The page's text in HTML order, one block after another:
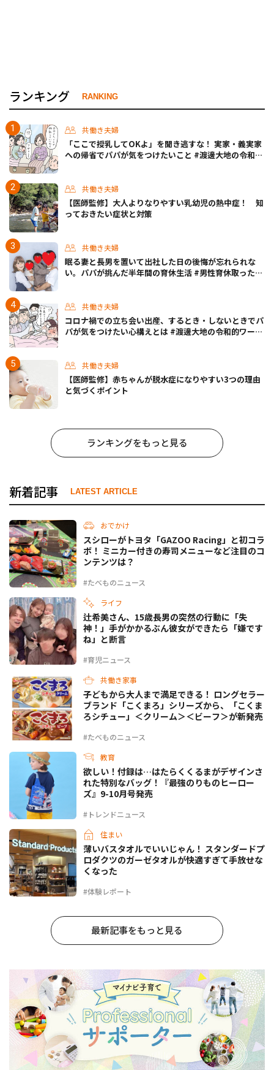
ランキング RANKING
共働き夫婦
「ここで授乳してOKよ」を聞き逃すな！ 実家・義実家
への帰省でパパが気をつけたいこと #渡邊大地の令和的
共働き夫婦
【医師監修】大人よりなりやすい乳幼児の熱中症！ 知
っておきたい症状と対策
共働き夫婦
眠る妻と長男を置いて出社した日の後悔が忘れられな
い。パパが挑んだ半年間の育休生活 #男性育休取ったら
共働き夫婦
コロナ禍での立ち会い出産、するとき・しないときでパ
パが気をつけたい心構えとは #渡邊大地の令和的ワーパ
共働き夫婦
【医師監修】赤ちゃんが脱水症になりやすい3つの理由
と気づくポイント
ランキングをもっと見る
新着記事 LATEST ARTICLE
おでかけ
#たべものニュース
スシローがトヨタ「GAZOO Racing」と初コラ
ボ！ ミニカー付きの寿司メニューなど注目のコ
ンテンツは？
ライフ
#育児ニュース
辻希美さん、15歳長男の突然の行動に「失
神！」手がかかるぶん彼女ができたら「嫌です
ね」と断言
共働き家事
#たべものニュース
子どもから大人まで満足できる！ ロングセラー
ブランド「こくまろ」シリーズから、「こくま
ろシチュー」＜クリーム＞＜ビーフ＞が新発売
教育
#トレンドニュース
欲しい！付録は…はたらくくるまがデザインさ
れた特別なバッグ！『最強のりものヒーロー
ズ』9-10月号発売
住まい
#体験レポート
薄いバスタオルでいいじゃん！ スタンダードプ
ロダクツのガーゼタオルが快適すぎて手放せな
くなった
最新記事をもっと見る